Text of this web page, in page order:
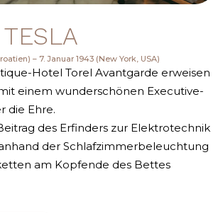
– 7. Januar 1943 (New York, USA)
Hotel Torel Avantgarde erweisen
einem wunderschönen Executive-
die Ehre.
des Erfinders zur Elektrotechnik
der Schlafzimmerbeleuchtung
am Kopfende des Bettes